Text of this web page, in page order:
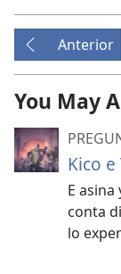
Anterior
You May
Kico
E
conta
lo